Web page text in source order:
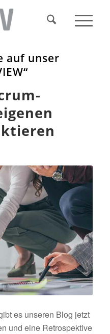
auf unser
es unseren Blog jetzt
und eine Retrospektive